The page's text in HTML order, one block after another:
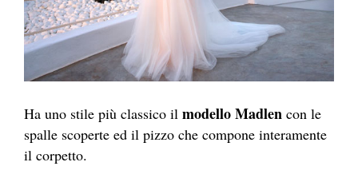
Ha uno stile più classico il modello Madlen con le
spalle scoperte ed il pizzo che compone interamente
il corpetto.